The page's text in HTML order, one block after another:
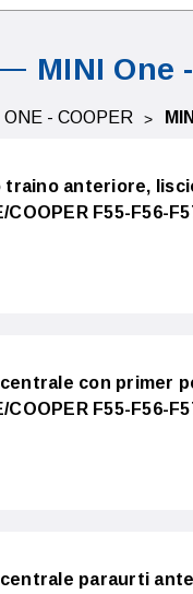
MINI One
ONE - COOPER
traino anteriore,
COOPER F55-F56-
con primer
COOPER F55-F56-
paraurti